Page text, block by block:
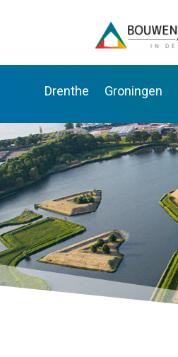
Drenthe Groningen